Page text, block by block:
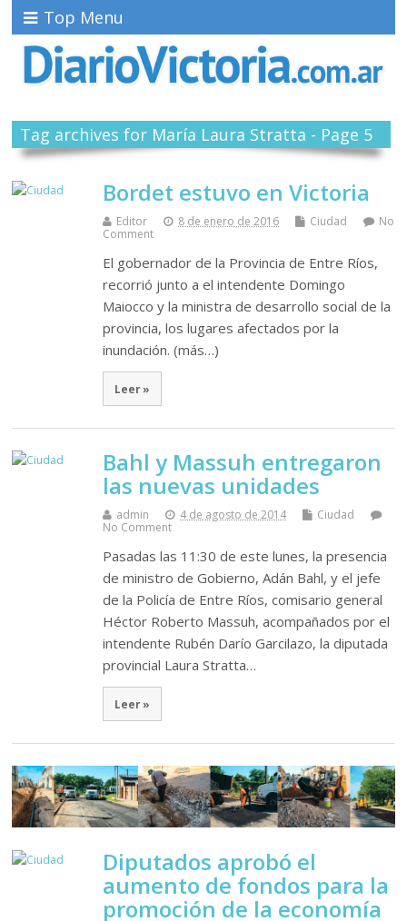
Top Menu
Tag archives for María Laura Stratta - Page 5
Bordet estuvo en Victoria
Editor 8 de enero de 2016 Ciudad
No
Comment
El gobernador de la Provincia de Entre Ríos,
recorrió junto a el intendente Domingo
Maiocco y la ministra de desarrollo social de la
provincia, los lugares afectados por la
inundación. (más…)
Leer »
Bahl y Massuh entregaron
las nuevas unidades
admin 4 de agosto de 2014
Ciudad
No Comment
Pasadas las 11:30 de este lunes, la presencia
de ministro de Gobierno, Adán Bahl, y el jefe
de la Policía de Entre Ríos, comisario general
Héctor Roberto Massuh, acompañados por el
intendente Rubén Darío Garcilazo, la diputada
provincial Laura Stratta…
Leer »
Diputados aprobó el
aumento de fondos para la
promoción de la economía